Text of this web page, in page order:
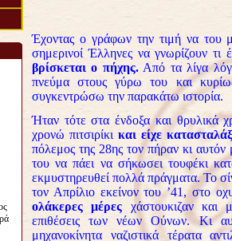
Έχοντας ο γράφων την τιμή να του
σημερινοί Έλληνες να γνωρίζουν
βρίσκεται ο πήχης. Από τα λίγα
πνεύμα στους γύρω του και
συγκεντρώσω την παρακάτω ιστορία.
Ήταν τότε στα ένδοξα και θρυλικά
χρονώ πιτσιρίκικαι είχε
πόλεμος της 28ης τον πήραν κι
του να πάει να σήκωσει τουφέκι
εκμυστηρευθεί πολλά πράγματα. Το
τον Απρίλιο εκείνον του ’41, στο
ολάκερες μέρες χάστουκιζαν και
επιθέσεις των νέων Ούνων. Κι
μηχανοκίνητα ναζιστικά τέρατα